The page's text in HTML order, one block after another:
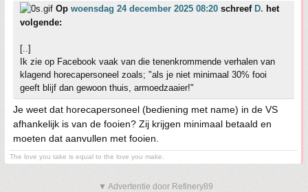
Op woensdag 24 december 2025 08:20 schreef D. het
volgende:
[..]
Ik zie op Facebook vaak van die tenenkrommende verhalen van
klagend horecapersoneel zoals; "als je niet minimaal 30% fooi
geeft blijf dan gewoon thuis, armoedzaaier!"
Je weet dat horecapersoneel (bediening met name) in de VS
afhankelijk is van de fooien? Zij krijgen minimaal betaald en
moeten dat aanvullen met fooien.
The love you take is equal to the love you make.
▼ Advertentie door Refinery89